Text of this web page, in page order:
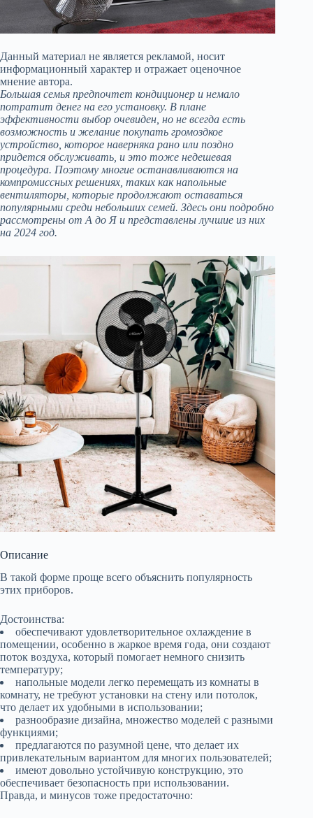
Данный материал не является рекламой, носит
информационный характер и отражает оценочное
мнение автора.
Большая семья предпочтет кондиционер и немало
потратит денег на его установку. В плане
эффективности выбор очевиден, но не всегда есть
возможность и желание покупать громоздкое
устройство, которое наверняка рано или поздно
придется обслуживать, и это тоже недешевая
процедура. Поэтому многие останавливаются на
компромиссных решениях, таких как напольные
вентиляторы, которые продолжают оставаться
популярными среди небольших семей. Здесь они подробно
рассмотрены от А до Я и представлены лучшие из них
на 2024 год.
Описание
В такой форме проще всего объяснить популярность
этих приборов.
Достоинства:
обеспечивают удовлетворительное охлаждение в
помещении, особенно в жаркое время года, они создают
поток воздуха, который помогает немного снизить
температуру;
напольные модели легко перемещать из комнаты в
комнату, не требуют установки на стену или потолок,
что делает их удобными в использовании;
разнообразие дизайна, множество моделей с разными
функциями;
предлагаются по разумной цене, что делает их
привлекательным вариантом для многих пользователей;
имеют довольно устойчивую конструкцию, это
обеспечивает безопасность при использовании.
Правда, и минусов тоже предостаточно: